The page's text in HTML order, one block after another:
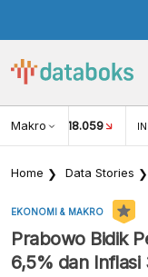
Makro
USD/IDR 18.059
Home Data Stories
EKONOMI & MAKRO
Prabowo Bidik
6,5% dan